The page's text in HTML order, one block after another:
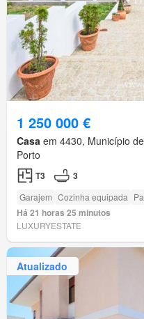
1 250 000 €
Casa em 4430, Município
Porto
T3 3
Garajem Cozinha equipada
Há 21 horas 25 minutos
LUXURYESTATE
Atualizado